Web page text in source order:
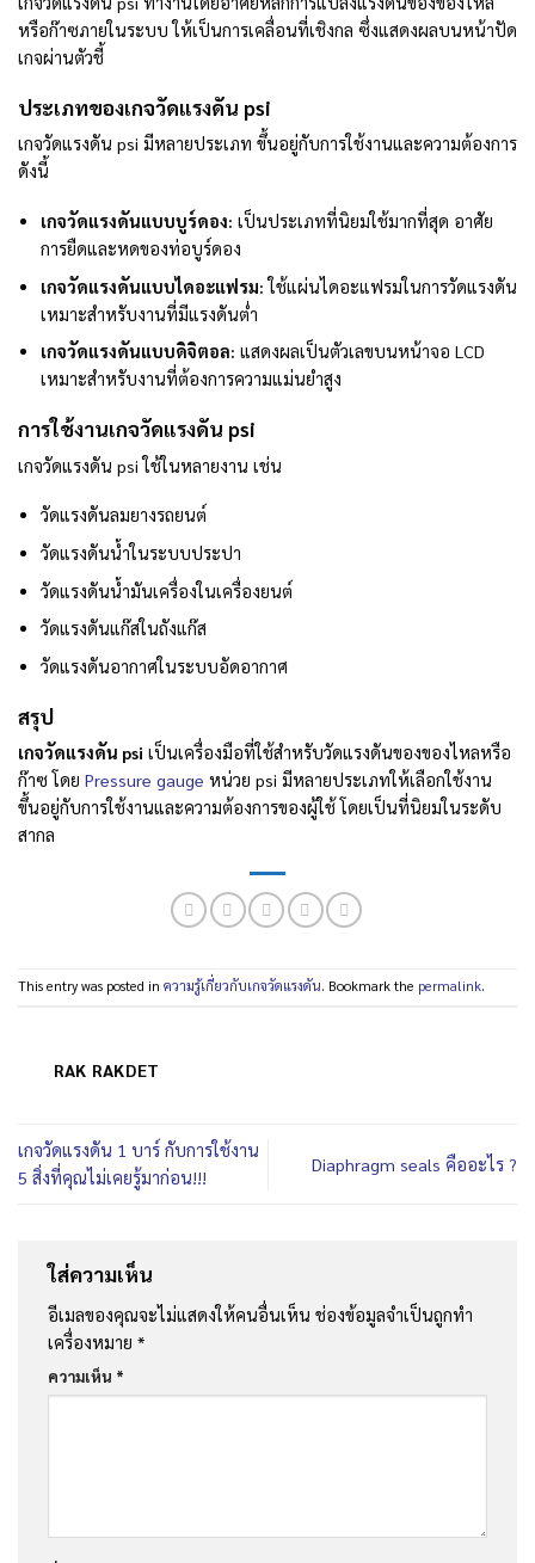
หรือก๊าซภายในระบบ ให้เป็นการเคลื่อนที่เชิงกล ซึ่งแสดงผลบนหน้าปัด
เกจผ่านตัวชี้
ประเภทของเกจวัดแรงดัน psi
เกจวัดแรงดัน psi มีหลายประเภท ขึ้นอยู่กับการใช้งานและความต้องการ
ดังนี้
เกจวัดแรงดันแบบบูร์ดอง: เป็นประเภทที่นิยมใช้มากที่สุด อาศัย
การยืดและหดของท่อบูร์ดอง
เกจวัดแรงดันแบบไดอะแฟรม:ใช้แผ่นไดอะแฟรมในการวัดแรงดัน
เหมาะสำหรับงานที่มีแรงดันต่ำ
เกจวัดแรงดันแบบดิจิตอล: แสดงผลเป็นตัวเลขบนหน้าจอ LCD
เหมาะสำหรับงานที่ต้องการความแม่นยำสูง
การใช้งานเกจวัดแรงดัน psi
เกจวัดแรงดัน psi ใช้ในหลายงาน เช่น
วัดแรงดันลมยางรถยนต์
วัดแรงดันน้ำในระบบประปา
วัดแรงดันน้ำมันเครื่องในเครื่องยนต์
วัดแรงดันแก๊สในถังแก๊ส
วัดแรงดันอากาศในระบบอัดอากาศ
สรุป
เกจวัดแรงดัน psi เป็นเครื่องมือที่ใช้สำหรับวัดแรงดันของของไหลหรือ
ก๊าซ โดย Pressure gauge หน่วย psi มีหลายประเภทให้เลือกใช้งาน
ขึ้นอยู่กับการใช้งานและความต้องการของผู้ใช้ โดยเป็นที่นิยมในระดับ
สากล
This entry was posted in ความรู้เกี่ยวกับเกจวัดแรงดัน. Bookmark the permalink.
RAK RAKDET
เกจวัดแรงดัน 1 บาร์ กับการใช้งาน
5 สิ่งที่คุณไม่เคยรู้มาก่อน!!!
Diaphragm seals คืออะไร ?
ใส่ความเห็น
อีเมลของคุณจะไม่แสดงให้คนอื่นเห็น ช่องข้อมูลจำเป็นถูกทำ
เครื่องหมาย *
ความเห็น *